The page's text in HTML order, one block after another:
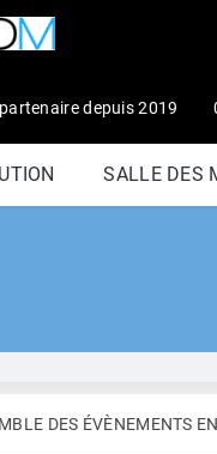
depuis 2019
SALLE DES
DES ÉVÈNEMENTS